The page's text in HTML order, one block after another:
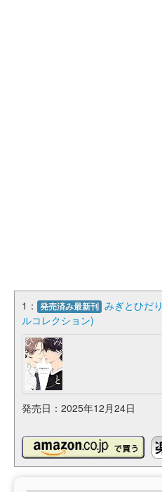
1： 発売済み最新刊 みぎとひだ
ルコレクション)
発売日：2025年12月24日